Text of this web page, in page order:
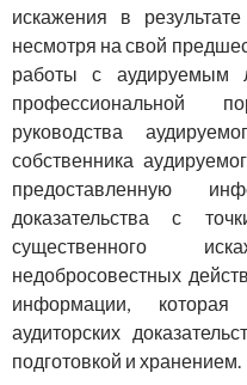
искажения в
несмотря на свой
работы с аудируемым
профессиональной
руководства
собственника
предоставленную
доказательства с
существенного
недобросовестных
информации,
аудиторских
подготовкой и хранением.